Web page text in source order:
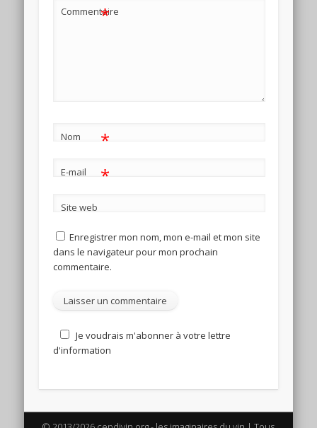
Commentaire
*
Nom *
E-mail *
Site web
Enregistrer mon nom, mon e-mail et mon site
dans le navigateur pour mon prochain
commentaire.
Je voudrais m'abonner à votre lettre
d'information